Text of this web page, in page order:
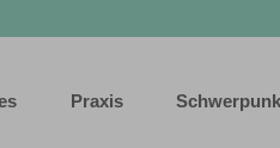
Praxis